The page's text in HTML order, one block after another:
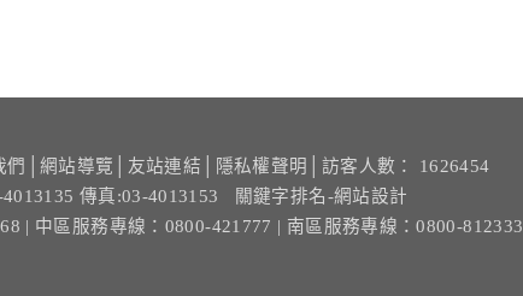
們 網站導覽 友站連結 隱私權聲明
│訪客人數： 1626454
4013135 傳真:03-4013153
關鍵字排名-網站設計
| 中區服務專線：0800-421777 | 南區服務專線：0800-812333